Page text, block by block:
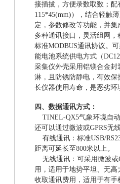
接插拔，方便录数取数；
115*45(mm)），结合轻触
定，参数修改等功能，并集
多种通讯接口，灵活组网
标准MODBUS通讯协议。
能电池系统供电方式（
采集仪外壳采用铝镁合金
淋，且防锈防静电，有效
长仪器使用寿命，是恶劣
四、数据通讯方式：
TINEL-QX5气象环境自动
还可以通过微波或GPRS无
有线通讯：标准USB/
距离可延长至800米以上。
无线通讯：可采用微波或
用，适用于地势平坦、无
收取通讯费用，适用于有